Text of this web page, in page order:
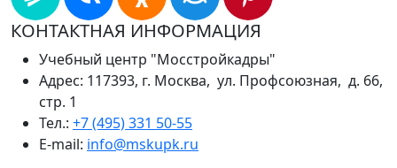
КОНТАКТНАЯ ИНФОРМАЦИЯ
Учебный центр "Мосстройкадры"
Адрес: 117393, г. Москва, ул. Профсоюзная, д. 66,
стр. 1
Тел.: +7 (495) 331 50-55
E-mail: info@mskupk.ru